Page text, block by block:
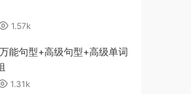
1.57k
能句型+高级句型+高级单词
1.31k